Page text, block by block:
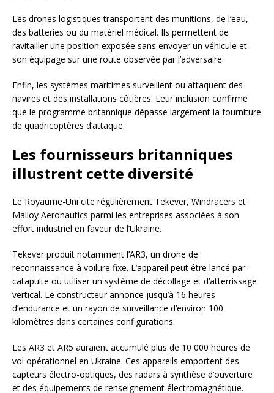
Les drones logistiques transportent des munitions, de l’eau,
des batteries ou du matériel médical. Ils permettent de
ravitailler une position exposée sans envoyer un véhicule et
son équipage sur une route observée par l’adversaire.
Enfin, les systèmes maritimes surveillent ou attaquent des
navires et des installations côtières. Leur inclusion confirme
que le programme britannique dépasse largement la fourniture
de quadricoptères d’attaque.
Les fournisseurs britanniques
illustrent cette diversité
Le Royaume-Uni cite régulièrement Tekever, Windracers et
Malloy Aeronautics parmi les entreprises associées à son
effort industriel en faveur de l’Ukraine.
Tekever produit notamment l’AR3, un drone de
reconnaissance à voilure fixe. L’appareil peut être lancé par
catapulte ou utiliser un système de décollage et d’atterrissage
vertical. Le constructeur annonce jusqu’à 16 heures
d’endurance et un rayon de surveillance d’environ 100
kilomètres dans certaines configurations.
Les AR3 et AR5 auraient accumulé plus de 10 000 heures de
vol opérationnel en Ukraine. Ces appareils emportent des
capteurs électro-optiques, des radars à synthèse d’ouverture
et des équipements de renseignement électromagnétique.